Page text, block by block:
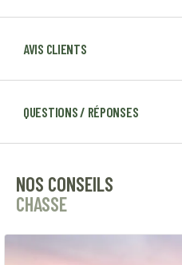
AVIS CLIENTS
QUESTIONS / RÉPONSES
NOS CONSEILS
CHASSE